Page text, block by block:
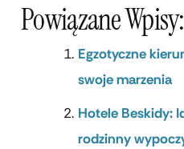
Powiązane Wpisy:
Egzotyczne
swoje marzenia
Hotele Beskidy:
rodzinny